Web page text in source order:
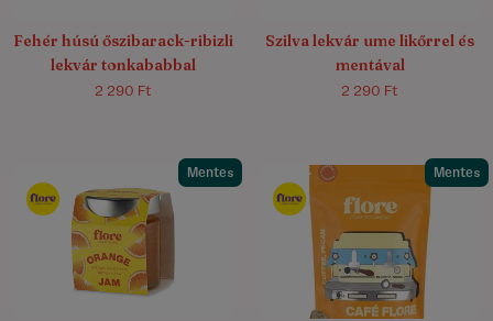
Fehér húsú őszibarack-ribizli
lekvár tonkababbal
2 290 Ft
Szilva lekvár ume likőrrel és
mentával
2 290 Ft
Mentes Mentes